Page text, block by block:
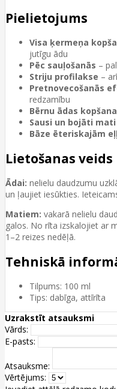
Pielietojums
Visa ķermeņa
jutīgu ādu
Pēc sauļošanās –
Striju profilakse –
Pretnovecošanās
redzamību
Bērnu ādas kopšana
Sausi un bojāti mati
Bāze ēteriskajām
Lietošanas veids
Ādai: nelielu daudzumu
un ļaujiet iesūkties.
Matiem: vakarā nelielu
galos. No rīta izskalojiet ar
1–2 reizes nedēļā.
Tehniskā
Tilpums: 100 ml
Tips: dabīga, attīrīta
Uzrakstīt atsauksmi
Vārds:
E-pasts:
Atsauksme:
Vērtējums: